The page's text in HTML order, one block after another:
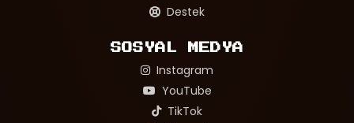
Destek
SOSYAL MEDYA
Instagram
YouTube
TikTok